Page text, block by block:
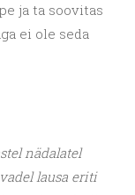
ja ta soovitas
ei ole seda
nädalatel
lausa eriti